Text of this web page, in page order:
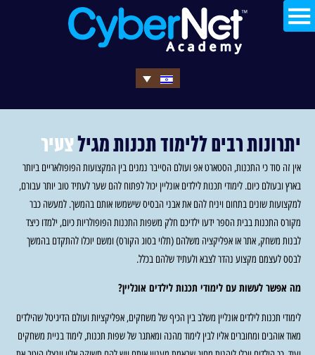
יתרונות רבים ללימוד תכנות מגילצעיר
אין זה סוד כי התכנות, הסטארט אפ ועולם הסייבר נמנים בין המקצועות הפופולאריים ביותר
בארץ ובעולם כיום. לימודי תכנות לילדים אונליין יכול לפתוח להם שער לעתיד טוב יותר עבורם,
למקצועות שונים בתחום ויניח להם את אבני הבסיס שישמשו אותם בהמשך. למעשה כבר
מקורס התכנות בבית הספר ידעו ילדיכם חלק משפות התכנות הפופולריות כיום, ילמדו כיצד
לבנות משחק, אתר או אפליקציה משלהם (תלוי בסוג הקורס) ומשם יוכלו להתקדם בהמשך
לבסס לעצמם מקצוע נהדר לצבא ולעתיד שלהם בכלל.
מה אפשר לעשות עם לימודי תכנות לילדים אונליין?
לימודי תכנות לילדים אונליין משלב בין הכיף של משחקים, אפליקציות ועולם הדיגיטל שהילדים
מאוד אוהבים ומחוברים אליו לבין לימוד מהנה ומאתגר של שפות תכנות, לימוד בניית משחקים